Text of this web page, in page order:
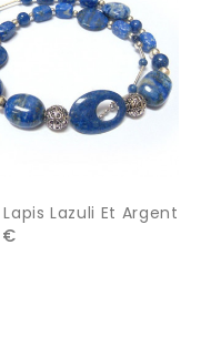
Lazuli Et Argent
€